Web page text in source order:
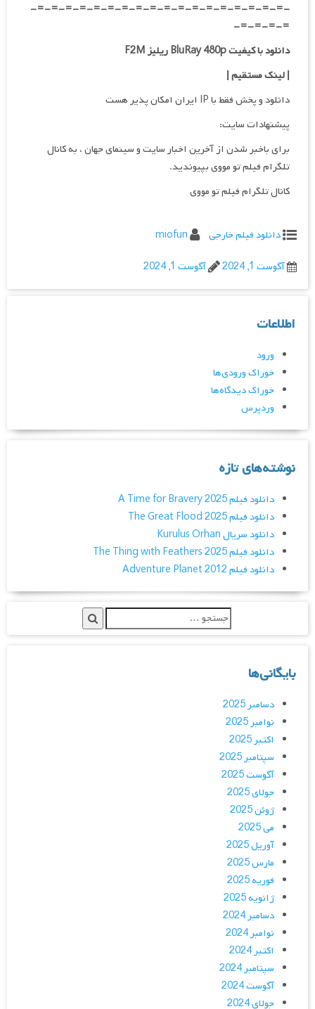
-=-=-=-=-=-=-=-=-=-=-=-=-=-=-=-=-=-=-
=-=-=-=-
دانلود با کیفیت BluRay 480p ریلیز F2M
| لینک مستقیم|
دانلود و پخش فقط با IP ایران امکان پذیر هست
پیشنهادات سایت:
برای باخبر شدن از آخرین اخبار سایت و سینمای جهان ، به کانال
تلگرام فیلم تو مووی بپیوندید.
کانال تلگرام فیلم تو مووی
دانلود فیلم خارجی
miofun
آگوست 1, 2024
آگوست 1, 2024
اطلاعات
ورود
خوراک ورودی‌ها
خوراک دیدگاه‌ها
وردپرس
نوشته‌های تازه
دانلود فیلم A Time for Bravery 2025
دانلود فیلم The Great Flood 2025
دانلود سریال Kurulus Orhan
دانلود فیلم The Thing with Feathers 2025
دانلود فیلم Adventure Planet 2012
بایگانی‌ها
دسامبر 2025
نوامبر 2025
اکتبر 2025
سپتامبر 2025
آگوست 2025
جولای 2025
ژوئن 2025
می 2025
آوریل 2025
مارس 2025
فوریه 2025
ژانویه 2025
دسامبر 2024
نوامبر 2024
اکتبر 2024
سپتامبر 2024
آگوست 2024
جولای 2024